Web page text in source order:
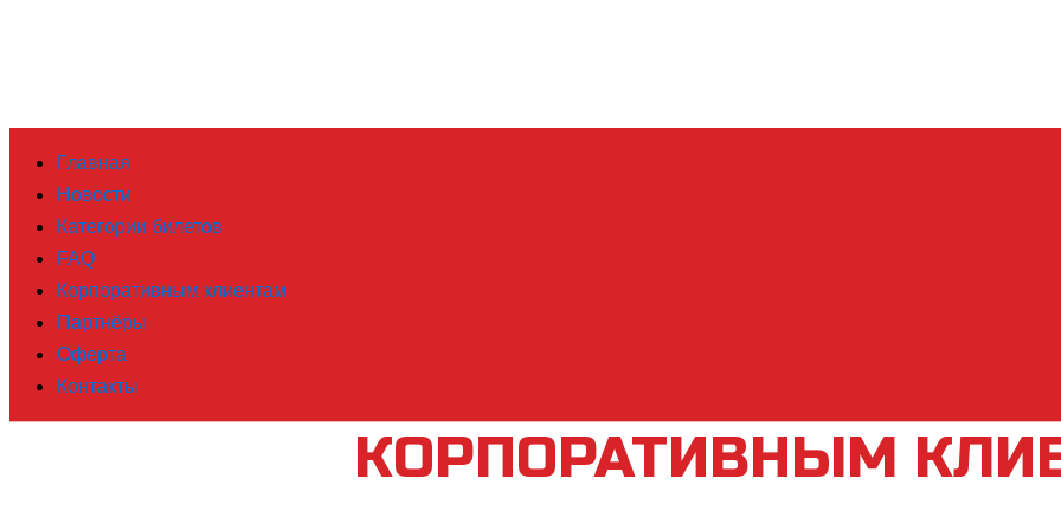
Главная
Новости
Категории билетов
FAQ
Корпоративным клиентам
Партнёры
Оферта
Контакты
КОРПОРАТИВНЫМ